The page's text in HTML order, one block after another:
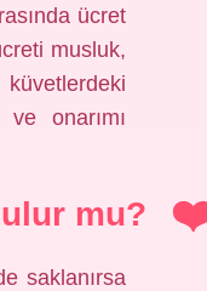
ücret
musluk,
ve onarımı
mu?
saklanırsa